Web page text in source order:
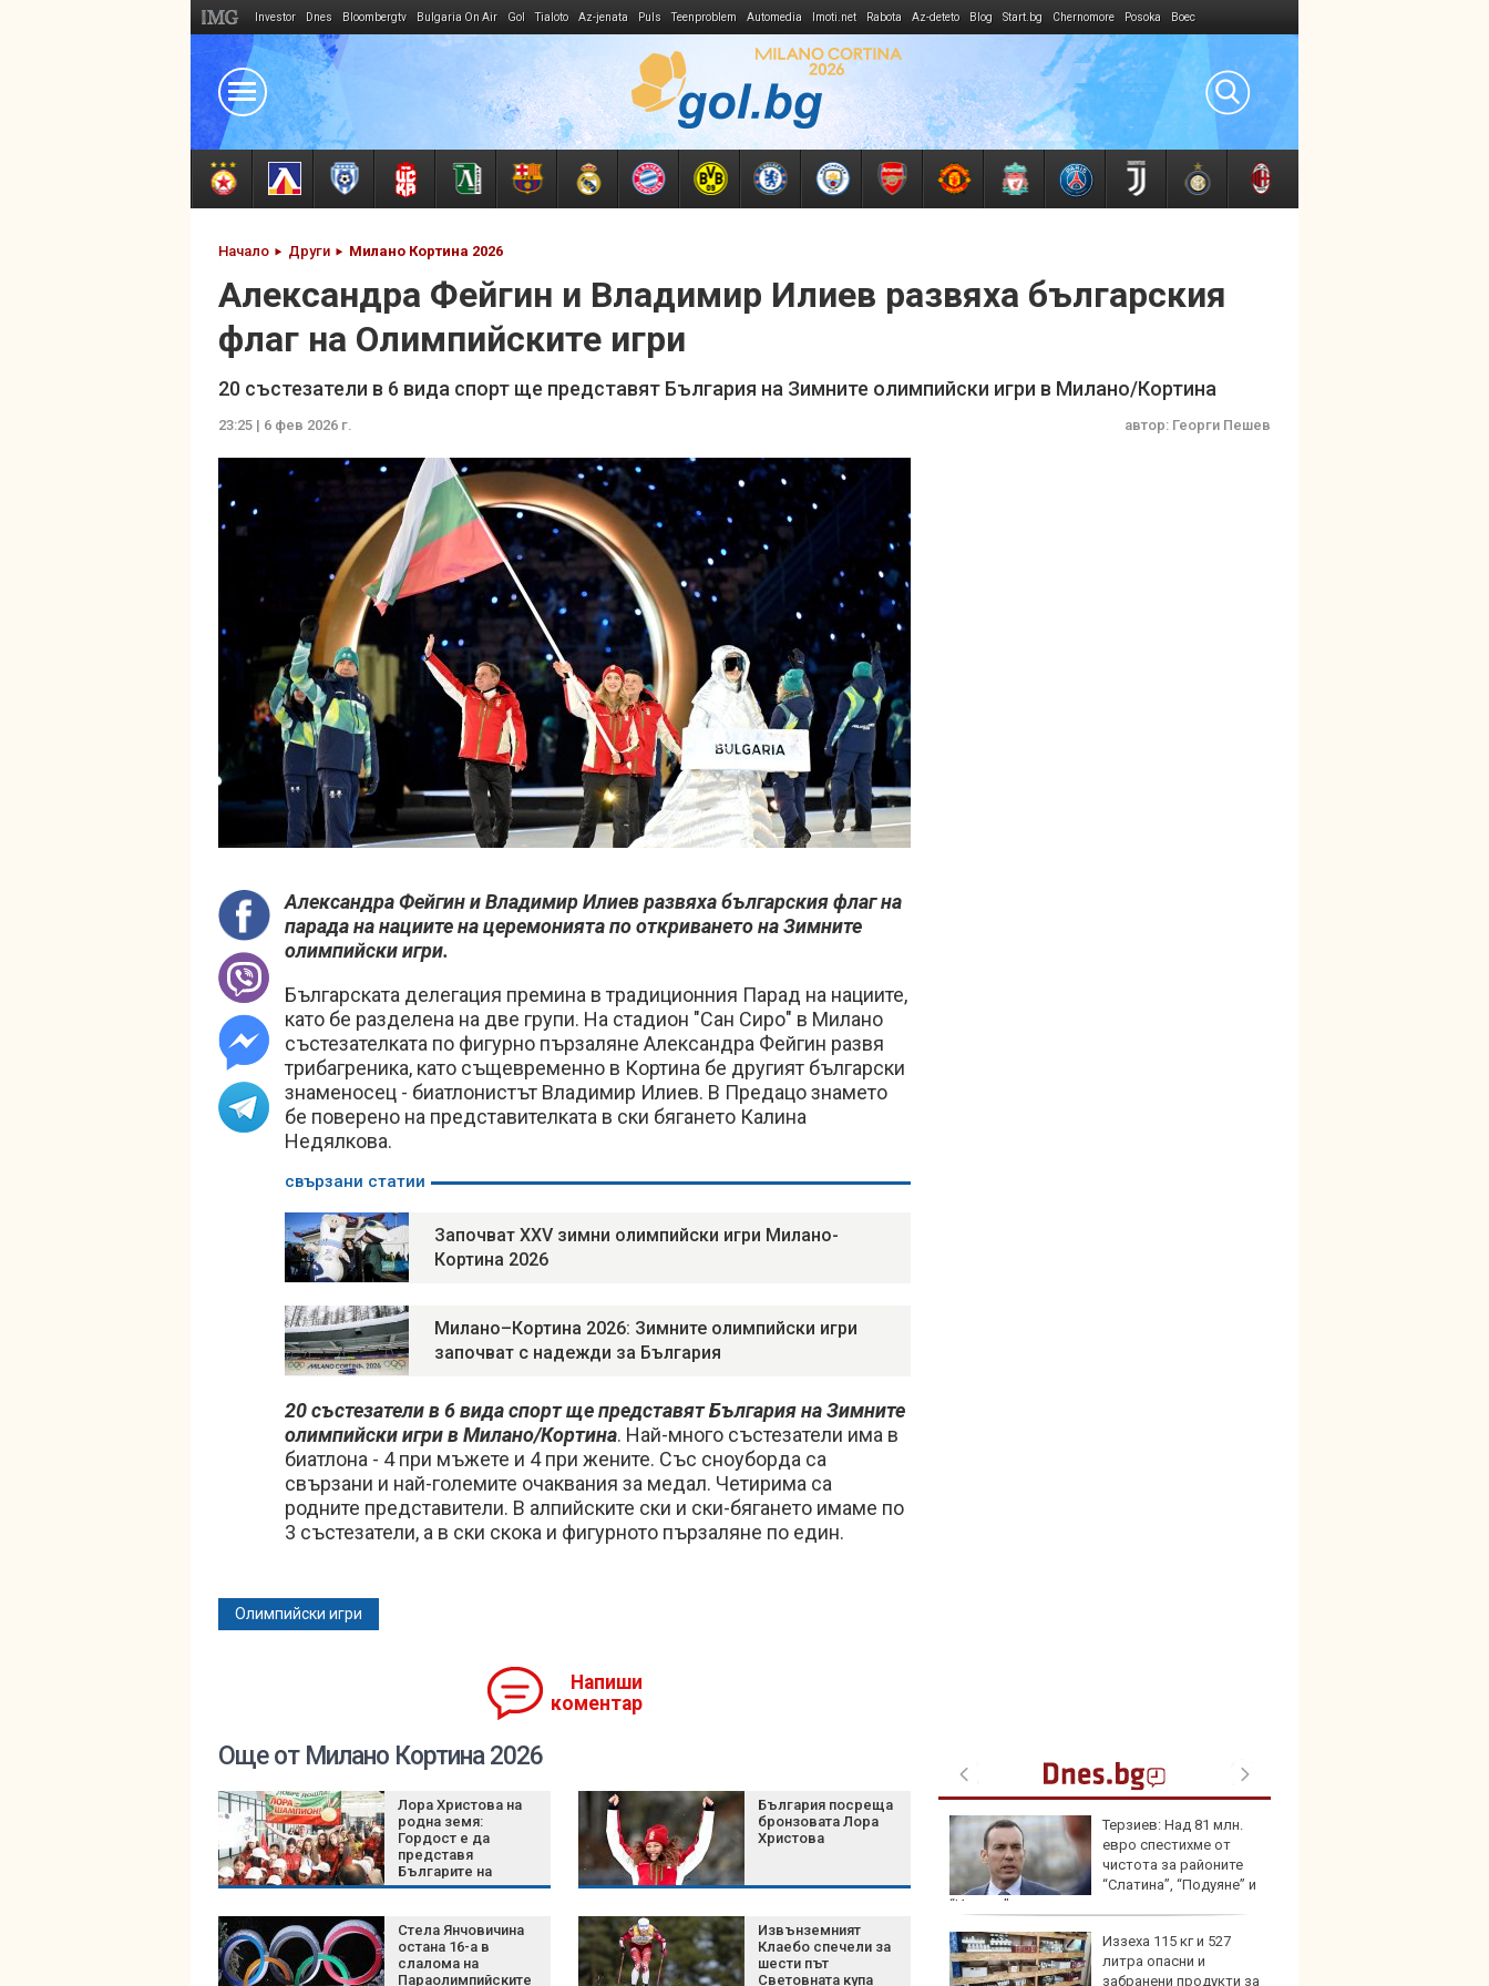
Investor Dnes Bloombergtv Bulgaria On Air Gol Tialoto Az-jenata Puls Teenproblem Automedia Imoti.net Rabota Az-deteto Blog Start.bg Chernomore Posoka Boec
Megavselena.bg
Начало Други Милано Кортина 2026
Александра Фейгин и Владимир Илиев развяха българския
флаг на Олимпийските игри
20 състезатели в 6 вида спорт ще представят България на Зимните олимпийски игри в Милано/Кортина
23:25 | 6 фев 2026 г. автор: Георги Пешев
Александра Фейгин и Владимир Илиев развяха българския флаг на
парада на нациите на церемонията по откриването на Зимните
олимпийски игри.
Българската делегация премина в традиционния Парад на нациите,
като бе разделена на две групи. На стадион "Сан Сиро" в Милано
състезателката по фигурно пързаляне Александра Фейгин развя
трибагреника, като същевременно в Кортина бе другият български
знаменосец - биатлонистът Владимир Илиев. В Предацо знамето
бе поверено на представителката в ски бягането Калина
Недялкова.
свързани статии
Започват XXV зимни олимпийски игри Милано-
Кортина 2026
Милано–Кортина 2026: Зимните олимпийски игри
започват с надежди за България
20 състезатели в 6 вида спорт ще представят България на Зимните
олимпийски игри в Милано/Кортина. Най-много състезатели има в
биатлона - 4 при мъжете и 4 при жените. Със сноуборда са
свързани и най-големите очаквания за медал. Четирима са
родните представители. В алпийските ски и ски-бягането имаме по
3 състезатели, а в ски скока и фигурното пързаляне по един.
Олимпийски игри
Напиши
коментар
Още от Милано Кортина 2026
Лора Христова на
родна земя:
Гордост е да
представя
Българите на
Олимпида
България посреща
бронзовата Лора
Христова
Стела Янчовичина
остана 16-а в
слалома на
Параолимпийските
Извънземният
Клаебо спечели за
шести път
Световната купа
България иска
извънредна помощ от
производителите на
Намаляващата Луна в
Близнаци носи важен
тест на 3 зодии на 8
Терзиев: Над 81 млн.
евро спестихме от
чистота за районите
“Слатина”, “Подуяне” и
“Изгрев”
Иззеха 115 кг и 527
литра опасни и
забранени продукти за